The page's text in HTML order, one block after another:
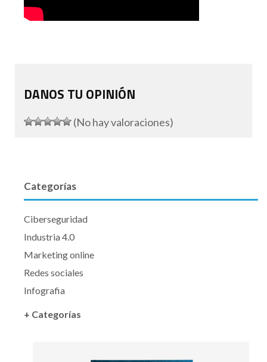
DANOS TU OPINIÓN
(No hay valoraciones)
Categorías
Ciberseguridad
Industria 4.0
Marketing online
Redes sociales
Infografia
+ Categorías